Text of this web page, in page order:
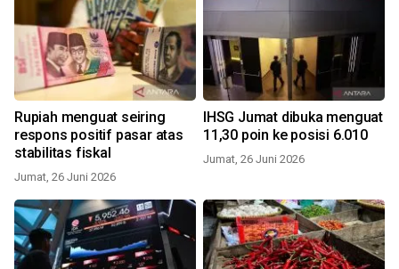
Rupiah menguat seiring
respons positif pasar atas
stabilitas fiskal
Jumat, 26 Juni 2026
IHSG Jumat dibuka menguat
11,30 poin ke posisi 6.010
Jumat, 26 Juni 2026